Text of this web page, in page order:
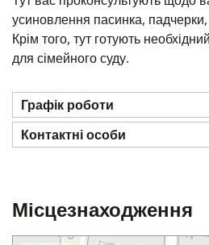
усиновлення пасинка, падчерки,
Крім того, тут готують
для сімейного суду.
Графік роботи
Контактні особи
Місцезнаходження